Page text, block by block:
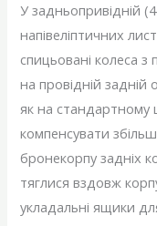
У задньопривідній
напівеліптичних
спицьовані колеса
на провідній задній
як на стандартному
компенсувати
бронекорпу задніх
тяглися вздовж
укладальні ящики